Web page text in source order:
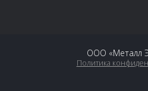
ООО «Металл
Политика